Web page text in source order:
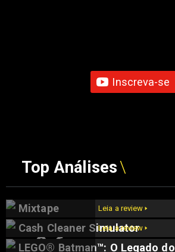
Inscreva-se
Top Análises
Mixtape
9.6
Leia a review 🢒
Cash Cleaner Simulator
Leia a review 🢒
LEGO® Batman™: O Legado do